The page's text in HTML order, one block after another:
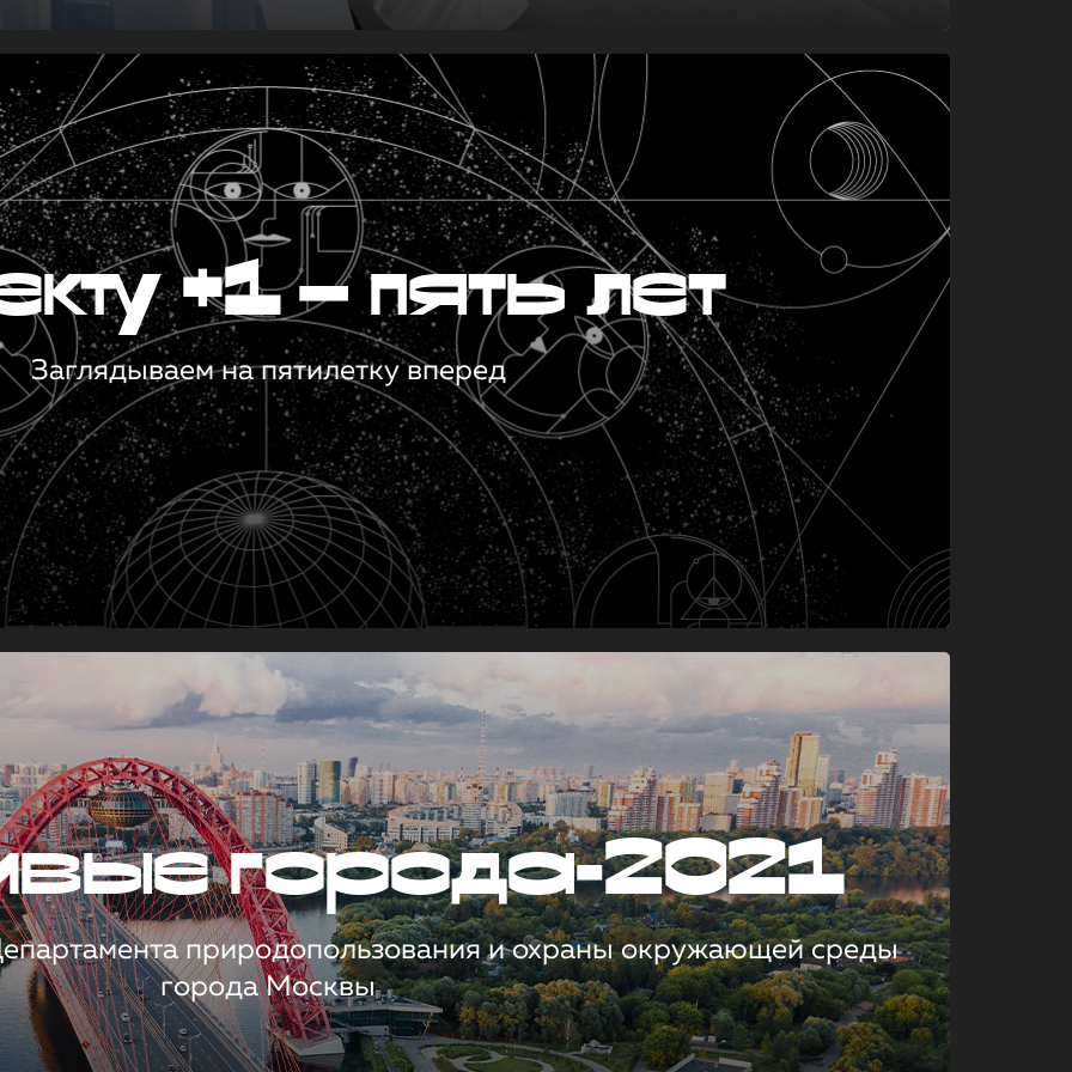
+1 — пять лет
Заглядываем на пятилетку вперед
города-2021
природопользования и охраны окружающей среды
города Москвы